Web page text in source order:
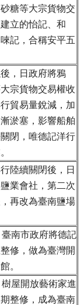
糖等大宗貨物交
立的怡記、和
記，合稱安平五
，日政府將鴉
宗貨物交易權收
貿易量銳減，加
漸淤塞，影響船舶
閉，唯德記洋行
陸續關閉後，日
業會社，第二次
再改為臺南鹽場
南市政府將德記
修，做為臺灣開
。
屋開放藝術家進
整修，成為臺南